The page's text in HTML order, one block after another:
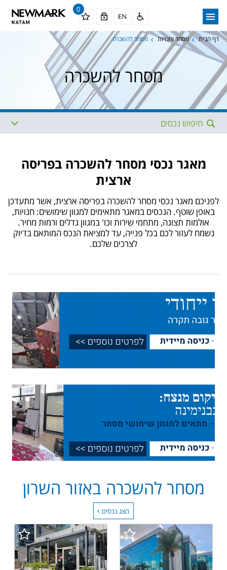
0
דף הבית מסחר וחנויות מסחר להשכרה
מסחר להשכרה
חיפוש נכסים
מגודל
עד גודל ממחיר
מאגר נכסי מסחר להשכרה בפריסה
ארצית
לפניכם מאגר נכסי מסחר להשכרה בפריסה ארצית, אשר מתעדכן
באופן שוטף. הנכסים במאגר מתאימים למגוון שימושים: חנויות,
אולמות תצוגה, מתחמי שירות וכו' במגוון גדלים ורמות מחיר.
נשמח לעזור לכם בכל פנייה, עד למציאת הנכס המותאם בדיוק
לצרכים שלכם.
מסחר להשכרה באזור השרון
הצג נכסים